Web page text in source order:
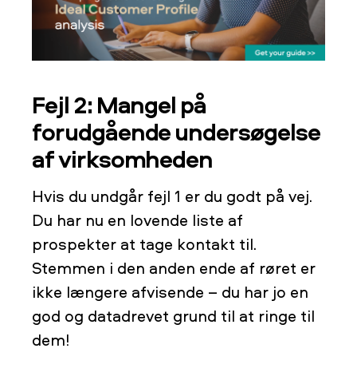
Fejl 2: Mangel på
forudgående undersøgelse
af virksomheden
Hvis du undgår fejl 1 er du godt på vej.
Du har nu en lovende liste af
prospekter at tage kontakt til.
Stemmen i den anden ende af røret er
ikke længere afvisende – du har jo en
god og datadrevet grund til at ringe til
dem!